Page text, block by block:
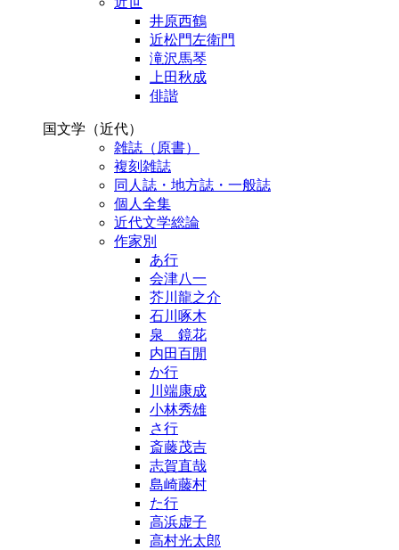
井原西鶴
近松門左衛門
滝沢馬琴
上田秋成
俳諧
国文学（近代）
雑誌（原書）
複刻雑誌
同人誌・地方誌・一般誌
個人全集
近代文学総論
作家別
あ行
会津八一
芥川龍之介
石川啄木
泉 鏡花
内田百閒
か行
川端康成
小林秀雄
さ行
斎藤茂吉
志賀直哉
島崎藤村
た行
高浜虚子
高村光太郎